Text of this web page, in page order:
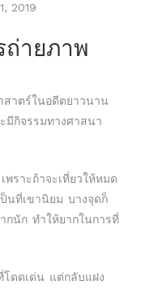
2019
ถ่ายภาพ
สาตร์ในอดีตยาวนาน
กิจรรมทางศาสนา
ราะถ้าจะเที่ยวให้หมด
นที่เขานิยม บางจุดก็
กนัก ทำให้ยากในการที่
โดดเด่น แต่กลับแฝง